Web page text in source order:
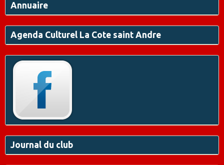
Annuaire
Agenda Culturel La Cote saint Andre
Journal du club